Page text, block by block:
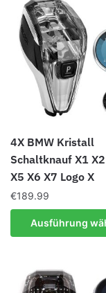
4X BMW Kristall
Schaltknauf X1
X5 X6 X7 Logo X
€189.99
Ausführung
Dieses
Produkt
mehrere
Varianten